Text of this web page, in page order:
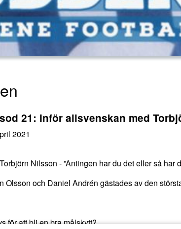
21: Inför allsvenskan med
2021
Nilsson - ”Antingen har du det eller så har
Olsson och Daniel Andrén gästades av den
för att bli en bra målskytt?